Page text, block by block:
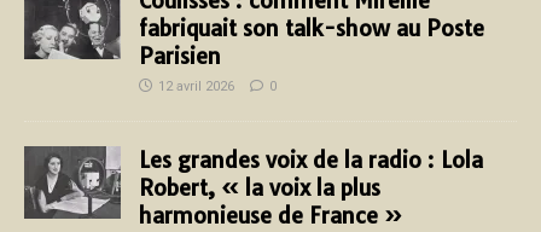
fabriquait son talk-show au Poste
Parisien
12 avril 2026 0
Les grandes voix de la radio : Lola
Robert, « la voix la plus
harmonieuse de France »